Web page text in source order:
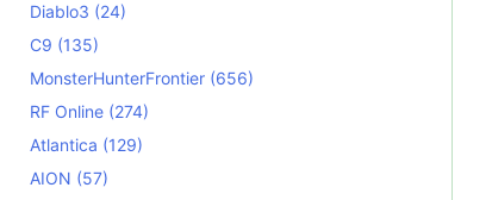
Diablo3 (24)
C9 (135)
MonsterHunterFrontier (656)
RF Online (274)
Atlantica (129)
AION (57)